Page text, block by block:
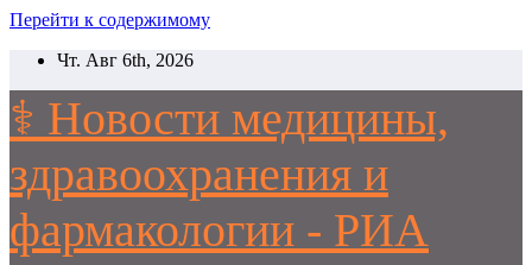
Перейти к содержимому
Чт. Авг 6th, 2026
⚕️ Новости медицины,
здравоохранения и
фармакологии - РИА